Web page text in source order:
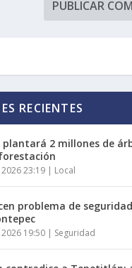
RECIENTES
plantará 2 millones de
23:19 | Local
problema de
19:50 | Seguridad